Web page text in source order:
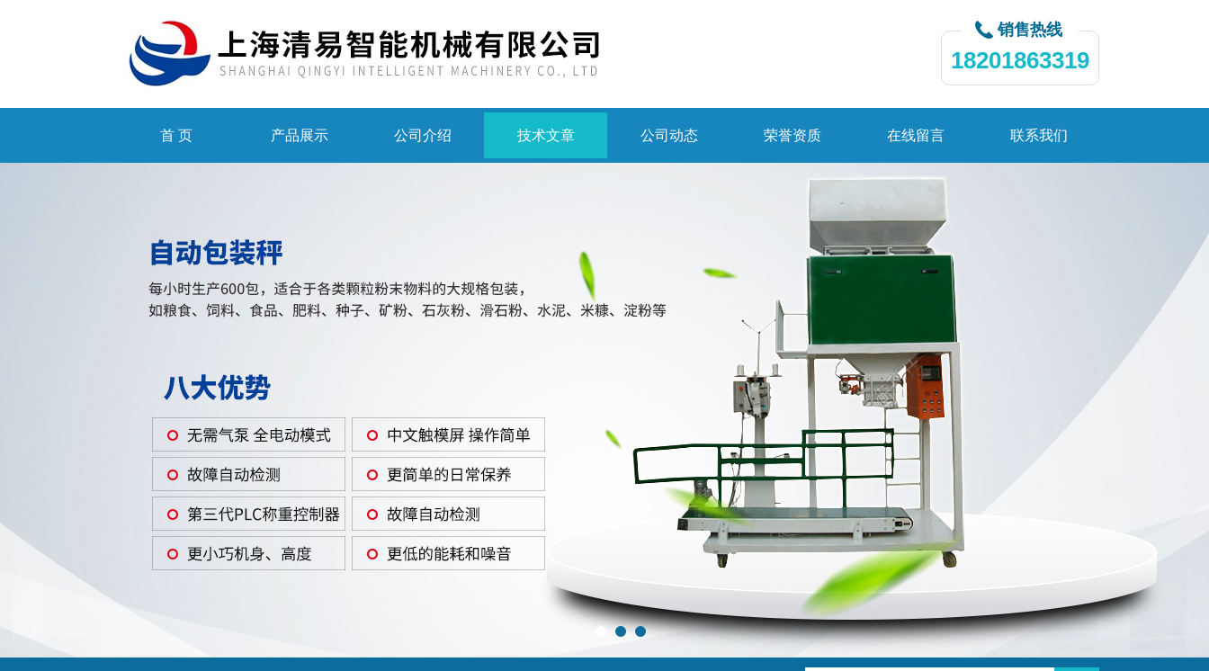
销售热线
18201863319
首 页 产品展示 公司介绍 技术文章 公司动态 荣誉资质 在线留言 联系我们